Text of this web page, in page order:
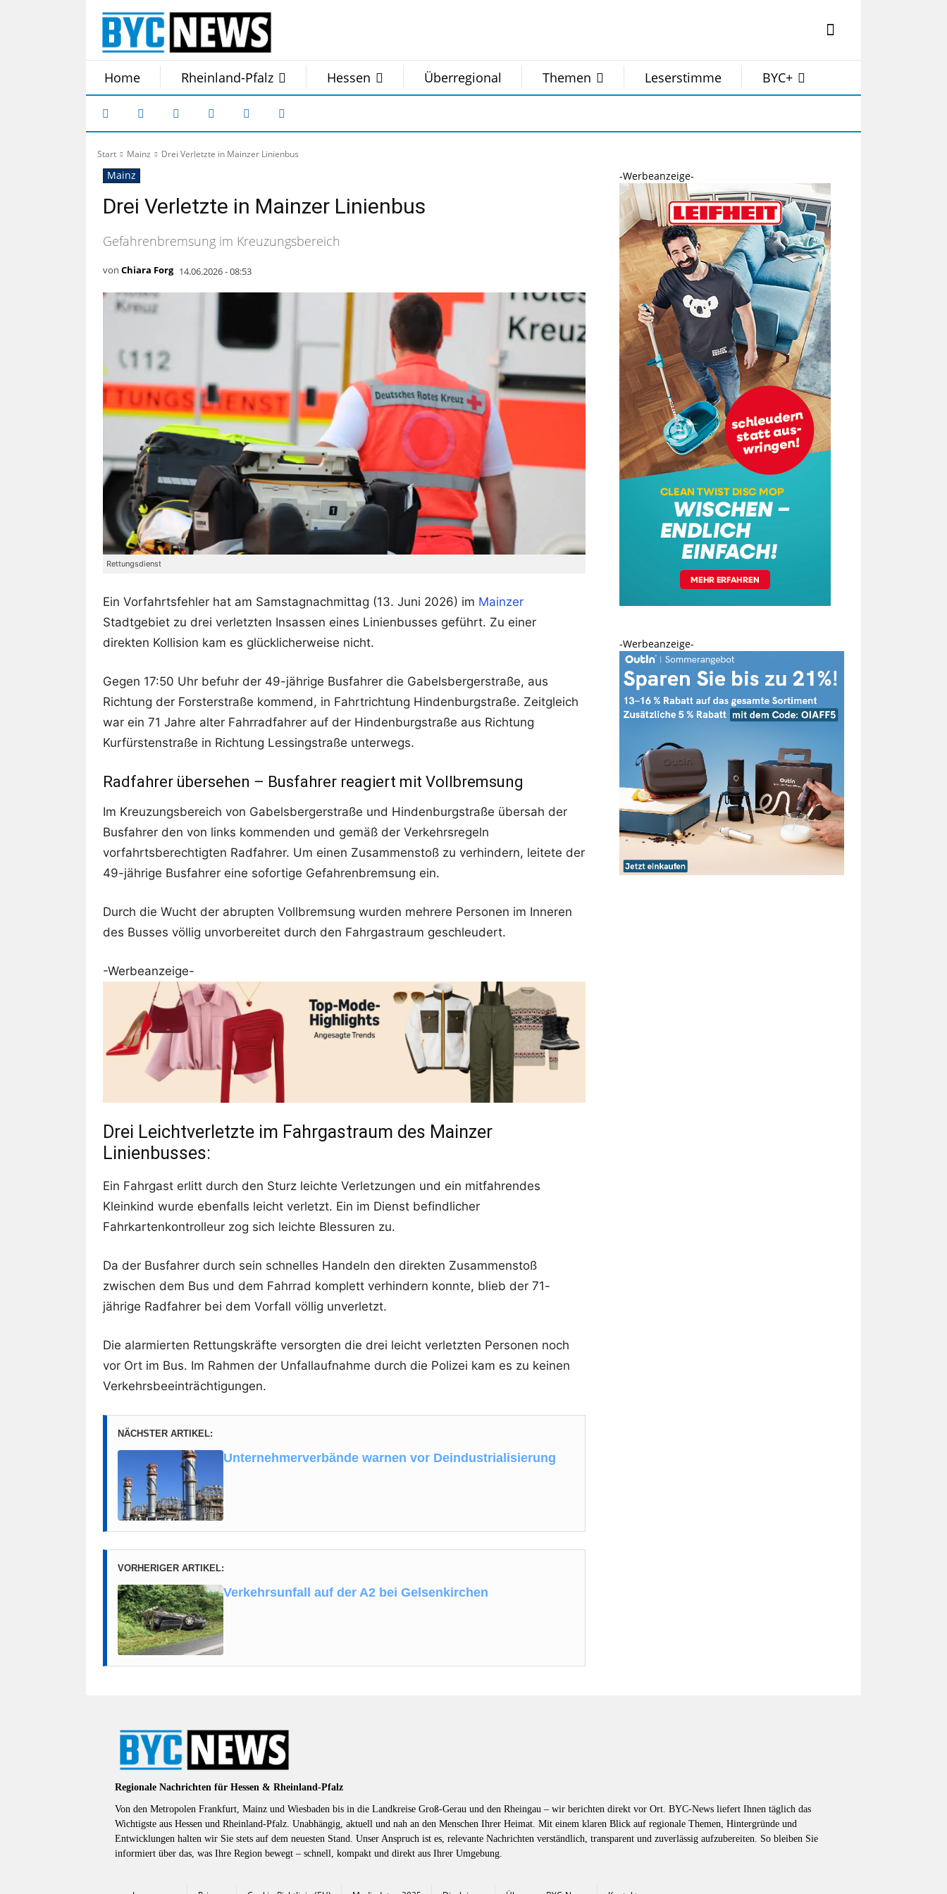
Home Rheinland-Pfalz Hessen Überregional Themen Leserstimme BYC+
Start Mainz Drei Verletzte in Mainzer Linienbus
Mainz
Drei Verletzte in Mainzer Linienbus
Gefahrenbremsung im Kreuzungsbereich
von Chiara Forg 14.06.2026 - 08:53
Rettungsdienst
Ein Vorfahrtsfehler hat am Samstagnachmittag (13. Juni 2026) im Mainzer
Stadtgebiet zu drei verletzten Insassen eines Linienbusses geführt. Zu einer
direkten Kollision kam es glücklicherweise nicht.
Gegen 17:50 Uhr befuhr der 49-jährige Busfahrer die Gabelsbergerstraße, aus
Richtung der Forsterstraße kommend, in Fahrtrichtung Hindenburgstraße. Zeitgleich
war ein 71 Jahre alter Fahrradfahrer auf der Hindenburgstraße aus Richtung
Kurfürstenstraße in Richtung Lessingstraße unterwegs.
Radfahrer übersehen – Busfahrer reagiert mit Vollbremsung
Im Kreuzungsbereich von Gabelsbergerstraße und Hindenburgstraße übersah der
Busfahrer den von links kommenden und gemäß der Verkehrsregeln
vorfahrtsberechtigten Radfahrer. Um einen Zusammenstoß zu verhindern, leitete der
49-jährige Busfahrer eine sofortige Gefahrenbremsung ein.
Durch die Wucht der abrupten Vollbremsung wurden mehrere Personen im Inneren
des Busses völlig unvorbereitet durch den Fahrgastraum geschleudert.
-Werbeanzeige-
Drei Leichtverletzte im Fahrgastraum des Mainzer
Linienbusses:
Ein Fahrgast erlitt durch den Sturz leichte Verletzungen und ein mitfahrendes
Kleinkind wurde ebenfalls leicht verletzt. Ein im Dienst befindlicher
Fahrkartenkontrolleur zog sich leichte Blessuren zu.
Da der Busfahrer durch sein schnelles Handeln den direkten Zusammenstoß
zwischen dem Bus und dem Fahrrad komplett verhindern konnte, blieb der 71-
jährige Radfahrer bei dem Vorfall völlig unverletzt.
Die alarmierten Rettungskräfte versorgten die drei leicht verletzten Personen noch
vor Ort im Bus. Im Rahmen der Unfallaufnahme durch die Polizei kam es zu keinen
Verkehrsbeeinträchtigungen.
NÄCHSTER ARTIKEL:
Unternehmerverbände warnen vor Deindustrialisierung
VORHERIGER ARTIKEL:
Verkehrsunfall auf der A2 bei Gelsenkirchen
-Werbeanzeige-
-Werbeanzeige-
Regionale Nachrichten für Hessen & Rheinland-Pfalz
Von den Metropolen Frankfurt, Mainz und Wiesbaden bis in die Landkreise Groß-Gerau und den Rheingau – wir berichten direkt vor Ort. BYC-News liefert Ihnen täglich das
Wichtigste aus Hessen und Rheinland-Pfalz. Unabhängig, aktuell und nah an den Menschen Ihrer Heimat. Mit einem klaren Blick auf regionale Themen, Hintergründe und
Entwicklungen halten wir Sie stets auf dem neuesten Stand. Unser Anspruch ist es, relevante Nachrichten verständlich, transparent und zuverlässig aufzubereiten. So bleiben Sie
informiert über das, was Ihre Region bewegt – schnell, kompakt und direkt aus Ihrer Umgebung.